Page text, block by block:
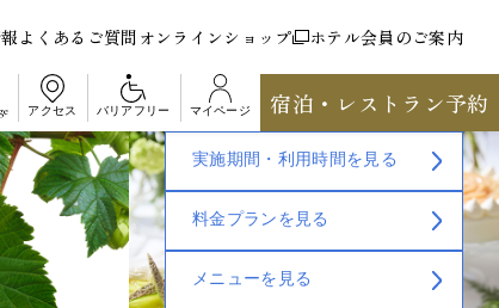
よくあるご質問 オンラインショップ ホテル会員のご案内
アクセス バリアフリー マイページ 宿泊・レストラン予約
実施期間・利用時間を見る
料金プランを見る
メニューを見る